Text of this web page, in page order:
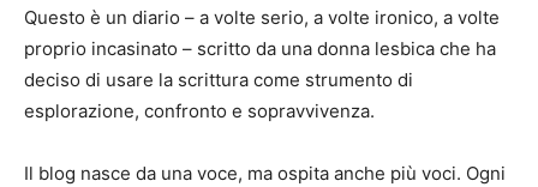
Questo è un diario – a volte serio, a volte ironico, a volte
proprio incasinato – scritto da una donna lesbica che ha
deciso di usare la scrittura come strumento di
esplorazione, confronto e sopravvivenza.
Il blog nasce da una voce, ma ospita anche più voci. Ogni